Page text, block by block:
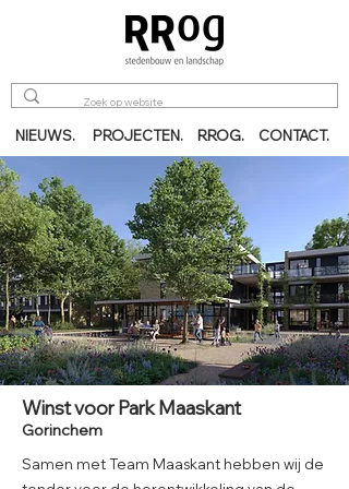
NIEUWS. PROJECTEN. RROG. CONTACT.
Winst voor Park Maaskant
Gorinchem
Samen met Team Maaskant hebben wij de